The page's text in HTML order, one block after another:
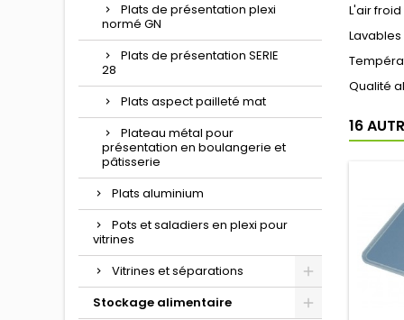
Plats de présentation plexi
normé GN
Plats de présentation SERIE
28
Plats aspect pailleté mat
Plateau métal pour
présentation en boulangerie et
pâtisserie
Plats aluminium
Pots et saladiers en plexi pour
vitrines
Vitrines et séparations
Stockage alimentaire
L'air
Qualité
16